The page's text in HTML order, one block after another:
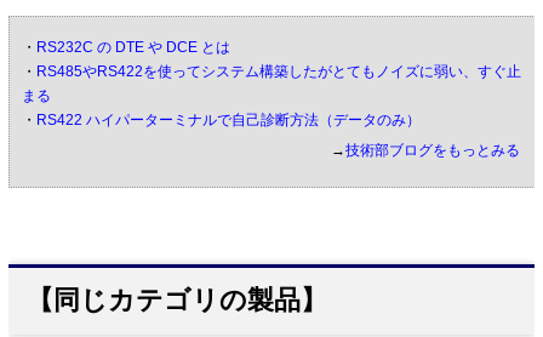
・ RS232C の DTE や DCE とは
・ RS485やRS422を使ってシステム構築したがとてもノイズに弱い、すぐ止
まる
・ RS422 ハイパーターミナルで自己診断方法（データのみ）
→技術部ブログをもっとみる
【同じカテゴリの製品】